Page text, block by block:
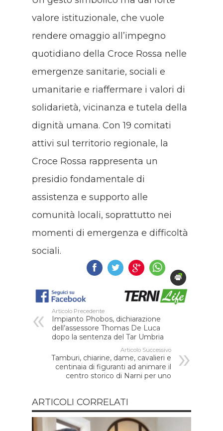
valore istituzionale, che vuole
rendere omaggio all’impegno
quotidiano della Croce Rossa nelle
emergenze sanitarie, sociali e
umanitarie e riaffermare i valori di
solidarietà, vicinanza e tutela della
dignità umana. Con 19 comitati
attivi sul territorio regionale, la
Croce Rossa rappresenta un
presidio fondamentale di
assistenza e supporto alle
comunità locali, soprattutto nei
momenti di emergenza e difficoltà
sociali.
Articolo Precedente
Impianto Phobos, dichiarazione
dell’assessore Thomas De Luca
dopo la sentenza del Tar Umbria
Articolo Successivo
Tamburi, chiarine, dame, cavalieri e
centinaia di figuranti ad animare il
centro storico di Narni per uno
ARTICOLI CORRELATI